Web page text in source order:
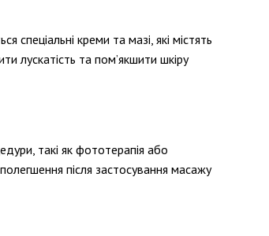
креми та мазі, які містять
лускатість та пом’якшити шкіру
такі як фототерапія або
після застосування масажу